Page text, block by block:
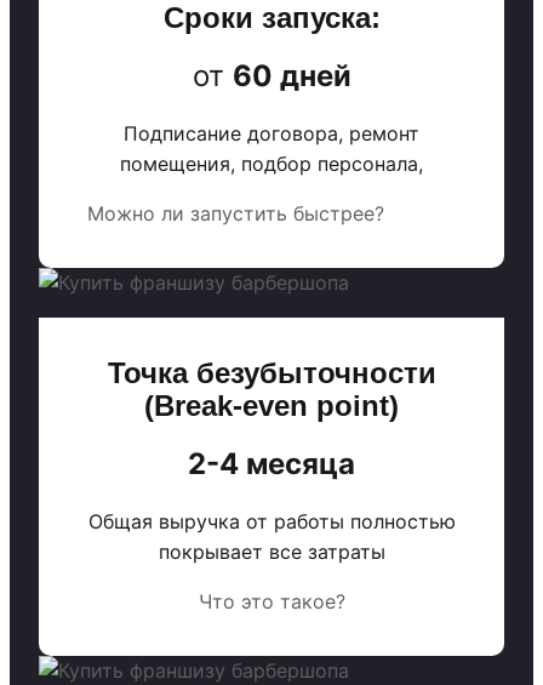
Сроки запуска:
от 60 дней
Подписание договора, ремонт
помещения, подбор персонала,
Можно ли запустить быстрее?
Точка безубыточности
(Break-even point)
2-4 месяца
Общая выручка от работы полностью
покрывает все затраты
Что это такое?